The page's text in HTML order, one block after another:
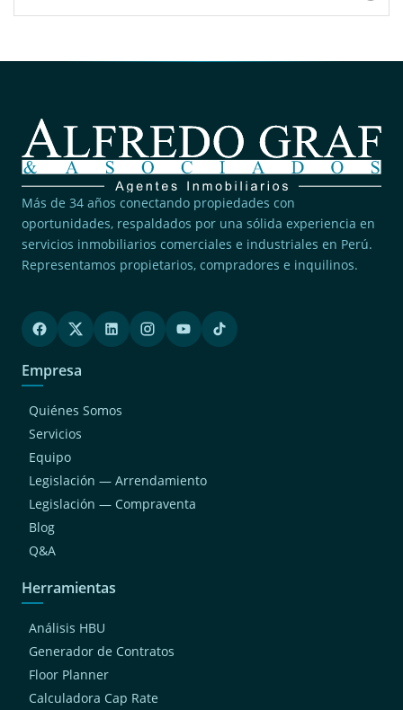
Más de 34 años conectando propiedades con
oportunidades, respaldados por una sólida experiencia en
servicios inmobiliarios comerciales e industriales en Perú.
Representamos propietarios, compradores e inquilinos.
Empresa
Quiénes Somos
Servicios
Equipo
Legislación — Arrendamiento
Legislación — Compraventa
Blog
Q&A
Herramientas
Análisis HBU
Generador de Contratos
Floor Planner
Calculadora Cap Rate